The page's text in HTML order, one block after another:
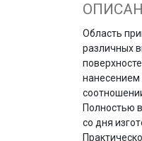
Область
различных
нанесением
Полностью
со дня